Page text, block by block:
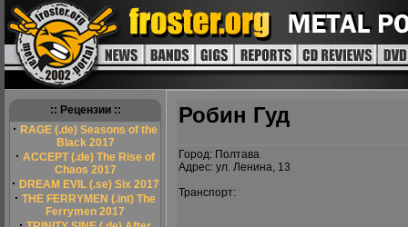
:: Рецензии ::
· RAGE (.de) Seasons of the
Black 2017
· ACCEPT (.de) The Rise of
Chaos 2017
· DREAM EVIL (.se) Six 2017
· THE FERRYMEN (.int) The
Ferrymen 2017
Робин Гуд
Город: Полтава
Адрес: ул. Ленина, 13
Транспорт: